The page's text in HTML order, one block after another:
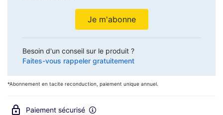
Je m'abonne
Besoin d'un conseil sur le produit ?
Faites-vous rappeler gratuitement
*Abonnement en tacite reconduction, paiement unique annuel.
Paiement sécurisé